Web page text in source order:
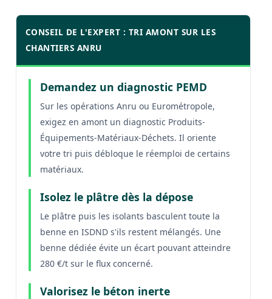
CONSEIL DE L'EXPERT : TRI AMONT SUR LES
CHANTIERS ANRU
Demandez un diagnostic PEMD
Sur les opérations Anru ou Eurométropole,
exigez en amont un diagnostic Produits-
Équipements-Matériaux-Déchets. Il oriente
votre tri puis débloque le réemploi de certains
matériaux.
Isolez le plâtre dès la dépose
Le plâtre puis les isolants basculent toute la
benne en ISDND s'ils restent mélangés. Une
benne dédiée évite un écart pouvant atteindre
280 €/t sur le flux concerné.
Valorisez le béton inerte